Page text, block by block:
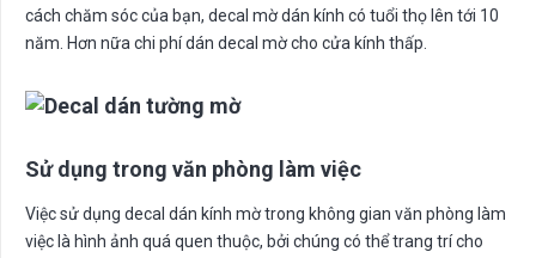
cách chăm sóc của bạn, decal mờ dán kính có tuổi thọ lên tới 10
năm. Hơn nữa chi phí dán decal mờ cho cửa kính thấp.
Sử dụng trong văn phòng làm việc
Việc sử dụng decal dán kính mờ trong không gian văn phòng làm
việc là hình ảnh quá quen thuộc, bởi chúng có thể trang trí cho